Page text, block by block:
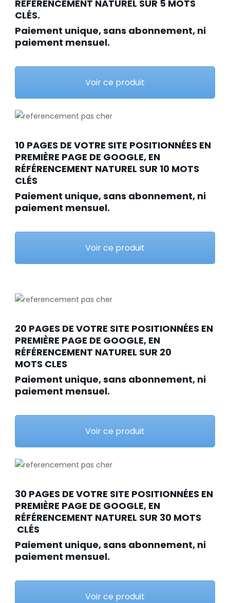
RÉFÉRENCEMENT NATUREL SUR 5 MOTS
CLÉS.
Paiement unique, sans abonnement, ni
paiement mensuel.
Voir ce produit
10 PAGES DE VOTRE SITE POSITIONNÉES EN
PREMIÈRE PAGE DE GOOGLE, EN
RÉFÉRENCEMENT NATUREL SUR 10 MOTS
CLÉS
Paiement unique, sans abonnement, ni
paiement mensuel.
Voir ce produit
20 PAGES DE VOTRE SITE POSITIONNÉES EN
PREMIÈRE PAGE DE GOOGLE, EN
RÉFÉRENCEMENT NATUREL SUR 20
MOTS CLES
Paiement unique, sans abonnement, ni
paiement mensuel.
Voir ce produit
30 PAGES DE VOTRE SITE POSITIONNÉES EN
PREMIÈRE PAGE DE GOOGLE, EN
RÉFÉRENCEMENT NATUREL SUR 30 MOTS
CLÉS
Paiement unique, sans abonnement, ni
paiement mensuel.
Voir ce produit